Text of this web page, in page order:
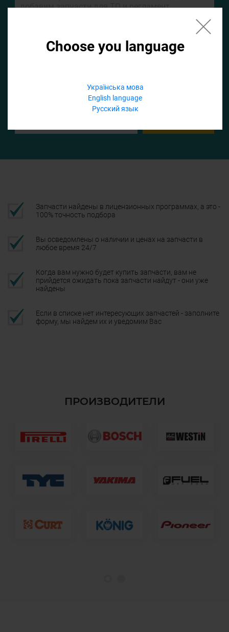
Choose you language
Українська мова
English language
Русский язык
Запчасти найдены в лицензионных программах, а это -
100% точность подбора
Вы осведомлены о наличии и ценах на запчасти в
любое время 24/7
Когда вам нужно будет купить запчасти, вам не
прийдется ожидать пока запчасти найдут - они уже
найдены
Если в списке нет интересующих запчастей - заполните
форму, мы найдем их и уведомим Вас
ПРОИЗВОДИТЕЛИ